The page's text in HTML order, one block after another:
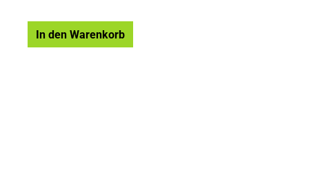
In den Warenkorb